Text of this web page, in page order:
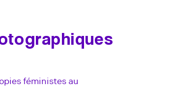
féministes au